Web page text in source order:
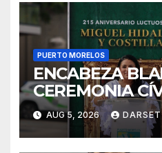
PUERTO MORELOS
ENCABEZA
CEREMONIA
215
DE MIGUEL
COSTILLA
AUG 5, 2026